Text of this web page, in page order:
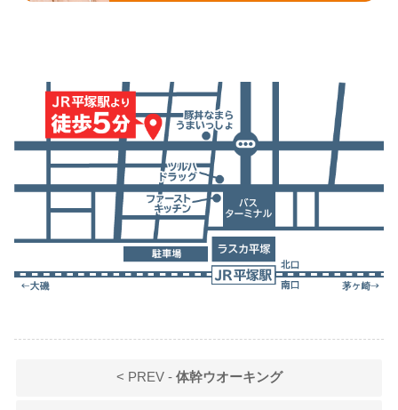
< PREV - 体幹ウオーキング